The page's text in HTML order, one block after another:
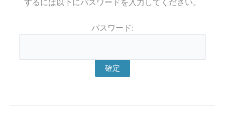
するには以下にパスワードを入力してください。
パスワード: